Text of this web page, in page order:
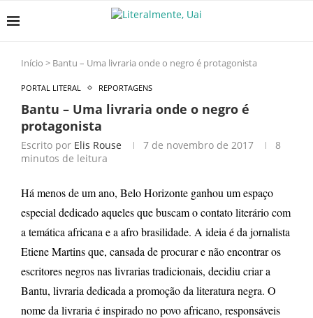
Início > Bantu – Uma livraria onde o negro é protagonista
PORTAL LITERAL REPORTAGENS
Bantu – Uma livraria onde o negro é
protagonista
Escrito por Elis Rouse 7 de novembro de 2017
8
minutos de leitura
Há menos de um ano, Belo Horizonte ganhou um espaço
especial dedicado aqueles que buscam o contato literário com
a temática africana e a afro brasilidade. A ideia é da jornalista
Etiene Martins que, cansada de procurar e não encontrar os
escritores negros nas livrarias tradicionais, decidiu criar a
Bantu, livraria dedicada a promoção da literatura negra. O
nome da livraria é inspirado no povo africano, responsáveis